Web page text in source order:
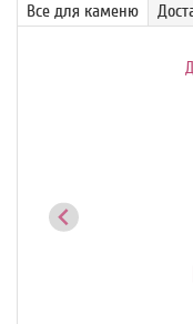
Все для каменю